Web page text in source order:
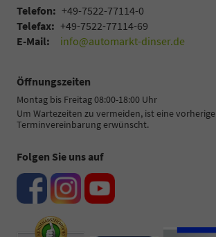
Telefon: +49-7522-77114-0
Telefax: +49-7522-77114-69
E-Mail:
info@automarkt-dinser.de
Öffnungszeiten
Montag bis Freitag 08:00-18:00 Uhr
Um Wartezeiten zu vermeiden, ist eine vorherige
Terminvereinbarung erwünscht.
Folgen Sie uns auf